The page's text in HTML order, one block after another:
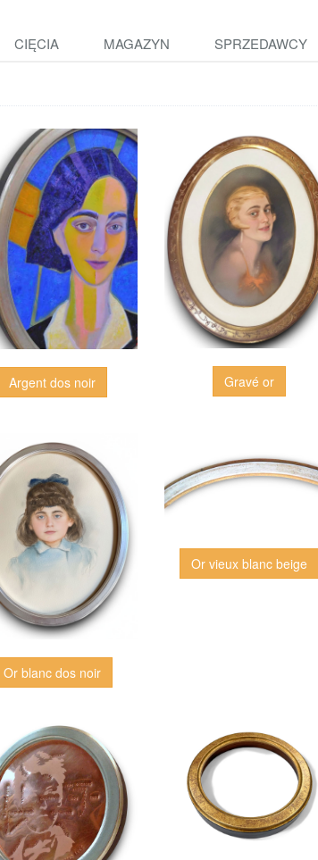
CIĘCIA MAGAZYN SPRZEDAWCY
Argent dos noir
Gravé or
Or blanc dos noir
Or vieux blanc beige